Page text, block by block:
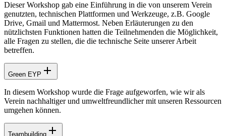
Dieser Workshop gab eine Einführung in die von unserem Verein
genutzten, technischen Plattformen und Werkzeuge, z.B. Google
Drive, Gmail und Mattermost. Neben Erläuterungen zu den
nützlichsten Funktionen hatten die Teilnehmenden die Möglichkeit,
alle Fragen zu stellen, die die technische Seite unserer Arbeit
betreffen.
Green EYP
In diesem Workshop wurde die Frage aufgeworfen, wie wir als
Verein nachhaltiger und umweltfreundlicher mit unseren Ressourcen
umgehen können.
Teambuilding